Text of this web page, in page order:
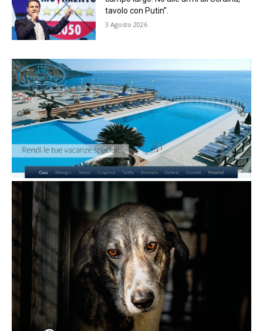
tavolo con Putin”.
3 Agosto 2026